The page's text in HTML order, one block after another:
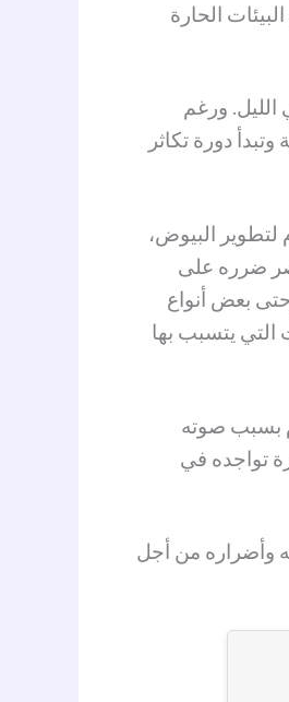
الحارة
ورغم
دورة تكاثر
البيوض،
ضرره على
بعض أنواع
التي يتسبب بها
بسبب صوته
تواجده في
وأضراره من أجل